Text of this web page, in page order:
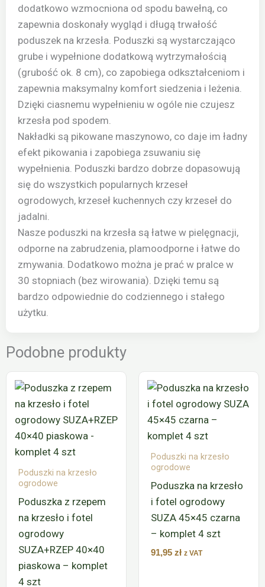
dodatkowo wzmocniona od spodu bawełną, co
zapewnia doskonały wygląd i długą trwałość
poduszek na krzesła. Poduszki są wystarczająco
grube i wypełnione dodatkową wytrzymałością
(grubość ok. 8 cm), co zapobiega odkształceniom i
zapewnia maksymalny komfort siedzenia i leżenia.
Dzięki ciasnemu wypełnieniu w ogóle nie czujesz
krzesła pod spodem.
Nakładki są pikowane maszynowo, co daje im ładny
efekt pikowania i zapobiega zsuwaniu się
wypełnienia. Poduszki bardzo dobrze dopasowują
się do wszystkich popularnych krzeseł
ogrodowych, krzeseł kuchennych czy krzeseł do
jadalni.
Nasze poduszki na krzesła są łatwe w pielęgnacji,
odporne na zabrudzenia, plamoodporne i łatwe do
zmywania. Dodatkowo można je prać w pralce w
30 stopniach (bez wirowania). Dzięki temu są
bardzo odpowiednie do codziennego i stałego
użytku.
Podobne produkty
Poduszki na krzesło
ogrodowe
Poduszka z rzepem
na krzesło i fotel
ogrodowy
SUZA+RZEP 40×40
piaskowa – komplet
4 szt
Poduszki na krzesło
ogrodowe
Poduszka na krzesło
i fotel ogrodowy
SUZA 45×45 czarna
– komplet 4 szt
91,95 zł z VAT